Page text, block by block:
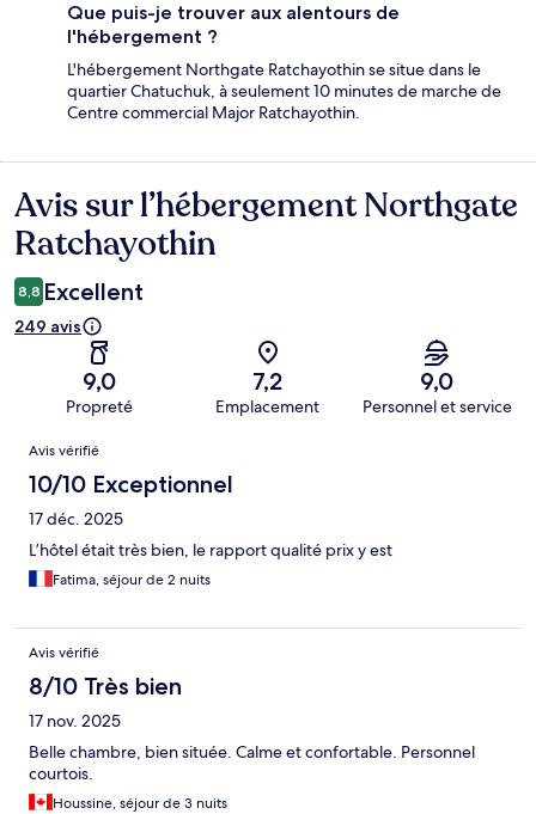
Que puis-je trouver aux alentours de
l'hébergement ?
L'hébergement Northgate Ratchayothin se situe dans le
quartier Chatuchuk, à seulement 10 minutes de marche de
Centre commercial Major Ratchayothin.
Avis
Avis sur l’hébergement Northgate
Ratchayothin
8,8 Excellent
249 avis
9,0
Propreté
7,2
Emplacement
9,0
Personnel et service
Avis
Avis vérifié
10/10 Exceptionnel
17 déc. 2025
L’hôtel était très bien, le rapport qualité prix y est
Fatima, séjour de 2 nuits
Avis vérifié
8/10 Très bien
17 nov. 2025
Belle chambre, bien située. Calme et confortable. Personnel
courtois.
Houssine, séjour de 3 nuits